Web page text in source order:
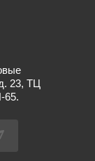
23, ТЦ
65.